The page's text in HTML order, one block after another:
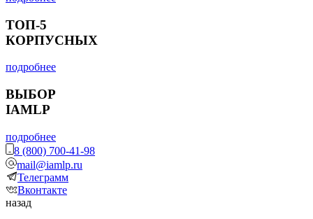
ТОП-5
КОРПУСНЫХ
подробнее
ВЫБОР
IAMLP
подробнее
8 (800) 700-41-98
mail@iamlp.ru
Телеграмм
Вконтакте
назад